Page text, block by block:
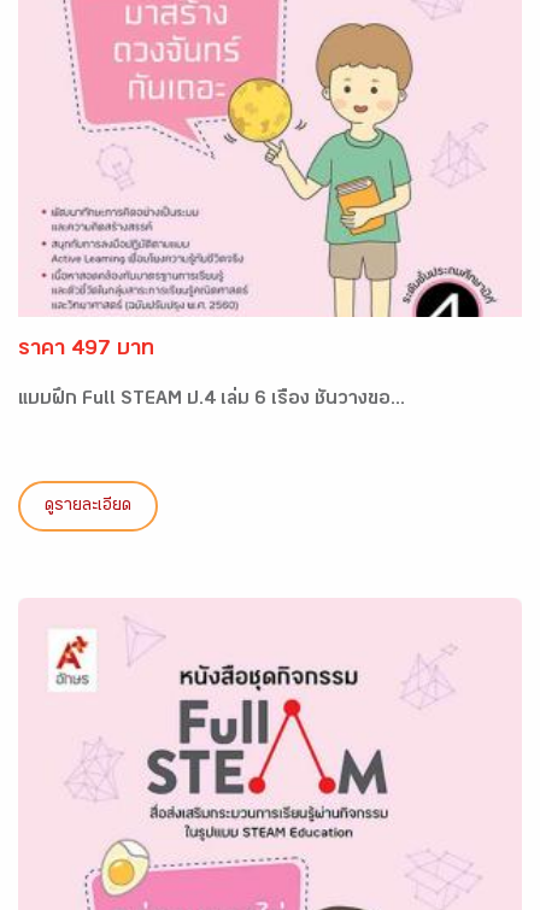
ราคา 497 บาท
แบบฝึก Full STEAM ป.4 เล่ม 6 เรื่อง ชั้นวางขอ...
ดูรายละเอียด